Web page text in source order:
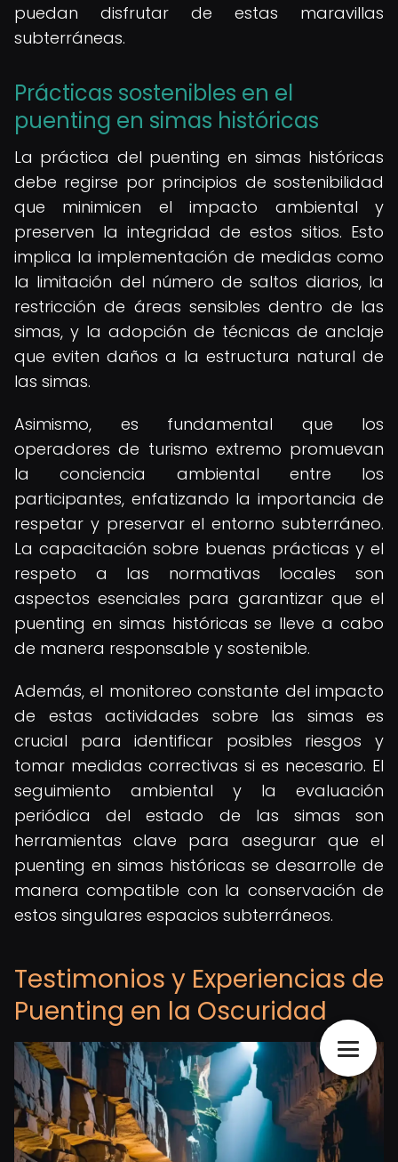
puedan disfrutar de estas maravillas
subterráneas.
Prácticas sostenibles en el
puenting en simas históricas
La práctica del puenting en simas históricas
debe regirse por principios de sostenibilidad
que minimicen el impacto ambiental y
preserven la integridad de estos sitios. Esto
implica la implementación de medidas como
la limitación del número de saltos diarios, la
restricción de áreas sensibles dentro de las
simas, y la adopción de técnicas de anclaje
que eviten daños a la estructura natural de
las simas.
Asimismo, es fundamental que los
operadores de turismo extremo promuevan
la conciencia ambiental entre los
participantes, enfatizando la importancia de
respetar y preservar el entorno subterráneo.
La capacitación sobre buenas prácticas y el
respeto a las normativas locales son
aspectos esenciales para garantizar que el
puenting en simas históricas se lleve a cabo
de manera responsable y sostenible.
Además, el monitoreo constante del impacto
de estas actividades sobre las simas es
crucial para identificar posibles riesgos y
tomar medidas correctivas si es necesario. El
seguimiento ambiental y la evaluación
periódica del estado de las simas son
herramientas clave para asegurar que el
puenting en simas históricas se desarrolle de
manera compatible con la conservación de
estos singulares espacios subterráneos.
Testimonios y Experiencias de
Puenting en la Oscuridad